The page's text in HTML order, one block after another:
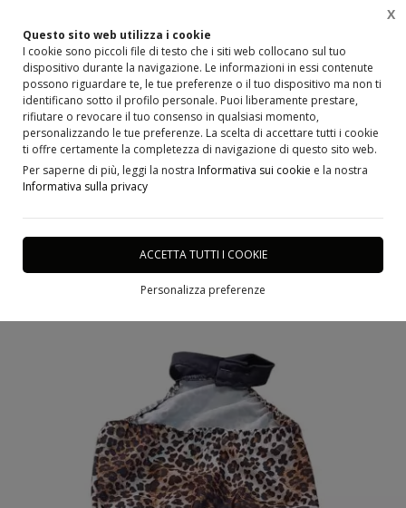
Questo sito web utilizza i cookie
I cookie sono piccoli file di testo che i siti web collocano sul tuo
dispositivo durante la navigazione. Le informazioni in essi contenute
possono riguardare te, le tue preferenze o il tuo dispositivo ma non ti
identificano sotto il profilo personale. Puoi liberamente prestare,
rifiutare o revocare il tuo consenso in qualsiasi momento,
personalizzando le tue preferenze. La scelta di accettare tutti i cookie
ti offre certamente la completezza di navigazione di questo sito web.
Per saperne di più, leggi la nostra Informativa sui cookie e la nostra
Informativa sulla privacy
ACCETTA TUTTI I COOKIE
Personalizza preferenze
X
Home Abbigliamento, Cerimonia, Costumi e abiti per la Danza, Accessori e Scarpe